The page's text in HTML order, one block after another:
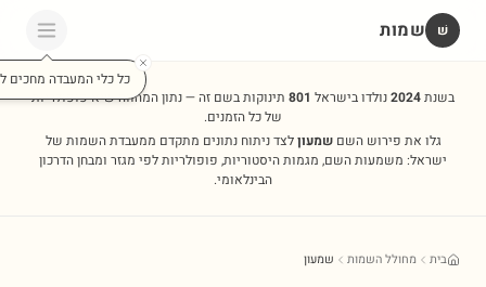
שׁ שמות
כל כלי המעבדה מחכים
בשנת2024נולדו בישראל 801 תינוקות בשם זה — נתון המהווה שיא פופולריות
של כל הזמנים.
גלו את פירוש השםשמעוןלצד ניתוח נתונים מתקדם ממעבדת השמות של
ישראל: משמעות השם, מגמות היסטוריות, פופולריות לפי מגזר ומבחן הדרכון
הבינלאומי.
בית מחולל השמות שמעון